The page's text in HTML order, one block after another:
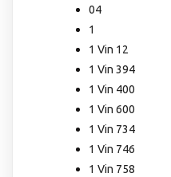
04
1
1 Vin 12
1 Vin 394
1 Vin 400
1 Vin 600
1 Vin 734
1 Vin 746
1 Vin 758